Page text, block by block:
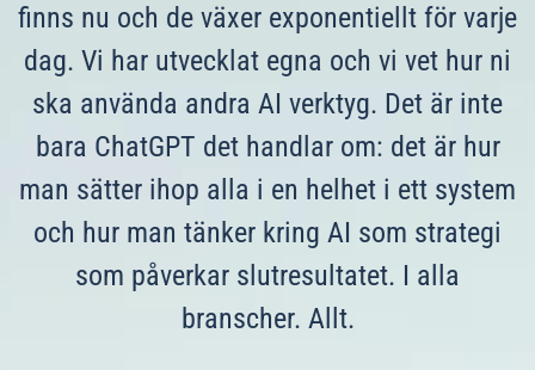
finns nu och de växer exponentiellt för varje
dag. Vi har utvecklat egna och vi vet hur ni
ska använda andra AI verktyg. Det är inte
bara ChatGPT det handlar om: det är hur
man sätter ihop alla i en helhet i ett system
och hur man tänker kring AI som strategi
som påverkar slutresultatet. I alla
branscher. Allt.